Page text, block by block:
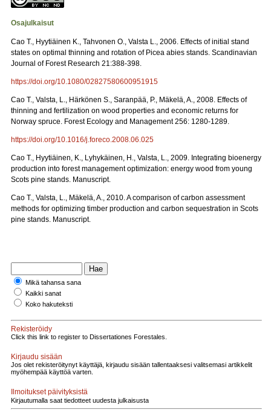
Osajulkaisut
Cao T., Hyytiäinen K., Tahvonen O., Valsta L., 2006. Effects of initial stand
states on optimal thinning and rotation of Picea abies stands. Scandinavian
Journal of Forest Research 21:388-398.
https://doi.org/10.1080/02827580600951915
Cao T., Valsta, L., Härkönen S., Saranpää, P., Mäkelä, A., 2008. Effects of
thinning and fertilization on wood properties and economic returns for
Norway spruce. Forest Ecology and Management 256: 1280-1289.
https://doi.org/10.1016/j.foreco.2008.06.025
Cao T., Hyytiäinen, K., Lyhykäinen, H., Valsta, L., 2009. Integrating bioenergy
production into forest management optimization: energy wood from young
Scots pine stands. Manuscript.
Cao T., Valsta, L., Mäkelä, A., 2010. A comparison of carbon assessment
methods for optimizing timber production and carbon sequestration in Scots
pine stands. Manuscript.
Mikä tahansa sana
Kaikki sanat
Koko hakuteksti
Rekisteröidy
Click this link to register to Dissertationes Forestales.
Kirjaudu sisään
Jos olet rekisteröitynyt käyttäjä, kirjaudu sisään tallentaaksesi valitsemasi artikkelit
myöhempää käyttöä varten.
Ilmoitukset päivityksistä
Kirjautumalla saat tiedotteet uudesta julkaisusta